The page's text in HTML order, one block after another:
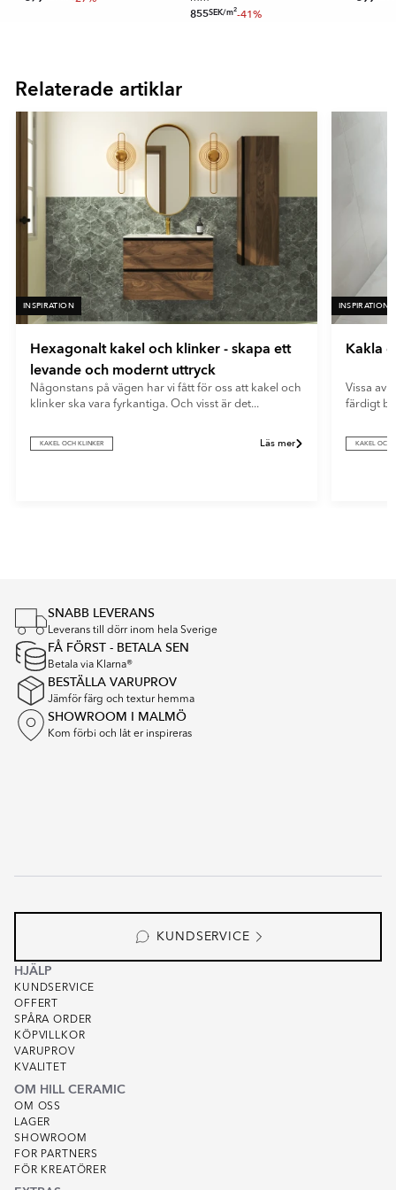
855SEK/m2-41%
16
Relaterade artiklar
INSPIRATION
Hexagonalt kakel och klinker - skapa ett
levande och modernt uttryck
Någonstans på vägen har vi fått för oss att kakel och
klinker ska vara fyrkantiga. Och visst är det...
KAKEL OCH KLINKER Läs mer
INSPIRATION
Kakla
Vissa av
färdigt
KAKEL OCH
SNABB LEVERANS
Leverans till dörr inom hela Sverige
FÅ FÖRST - BETALA SEN
Betala via Klarna®
BESTÄLLA VARUPROV
Jämför färg och textur hemma
SHOWROOM I MALMÖ
Kom förbi och låt er inspireras
KUNDSERVICE
HJÄLP
KUNDSERVICE
OFFERT
SPÅRA ORDER
KÖPVILLKOR
VARUPROV
KVALITET
OM HILL CERAMIC
OM OSS
LAGER
SHOWROOM
FOR PARTNERS
FÖR KREATÖRER